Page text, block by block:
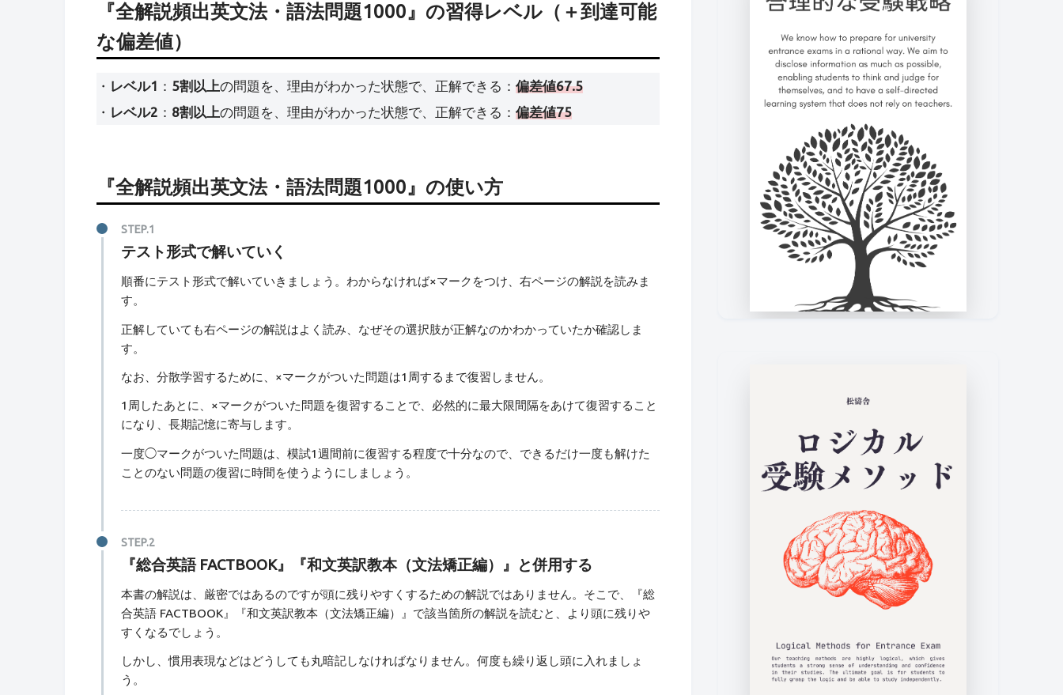
『全解説頻出英文法・語法問題1000』の習得レベル（＋到達可能
な偏差値）
・ レベル1 ： 5割以上の問題を、理由がわかった状態で、正解できる： 偏差値67.5
・ レベル2 ： 8割以上の問題を、理由がわかった状態で、正解できる： 偏差値75
『全解説頻出英文法・語法問題1000』の使い方
テスト形式で解いていく
順番にテスト形式で解いていきましょう。わからなければ×マークをつけ、右ページの解説を読みま
す。
正解していても右ページの解説はよく読み、なぜその選択肢が正解なのかわかっていたか確認しま
す。
なお、分散学習するために、×マークがついた問題は1周するまで復習しません。
1周したあとに、×マークがついた問題を復習することで、必然的に最大限間隔をあけて復習すること
になり、長期記憶に寄与します。
一度◯マークがついた問題は、模試1週間前に復習する程度で十分なので、できるだけ一度も解けた
ことのない問題の復習に時間を使うようにしましょう。
『総合英語 FACTBOOK』『和文英訳教本（文法矯正編）』と併用する
本書の解説は、厳密ではあるのですが頭に残りやすくするための解説ではありません。そこで、『総
合英語 FACTBOOK』『和文英訳教本（文法矯正編）』で該当箇所の解説を読むと、より頭に残りや
すくなるでしょう。
しかし、慣用表現などはどうしても丸暗記しなければなりません。何度も繰り返し頭に入れましょ
う。